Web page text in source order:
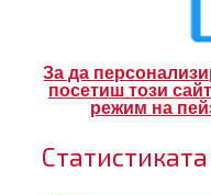
Superbook приложение
За да
посетиш този
режим на